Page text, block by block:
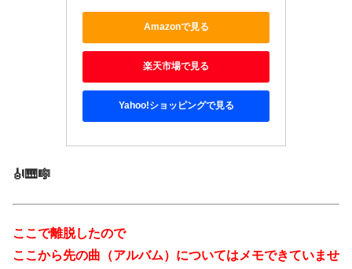
Amazonで見る
楽天市場で見る
Yahoo!ショッピングで見る
🎻🎹🎼
ここで離脱したので
ここから先の曲（アルバム）についてはメモできていませ